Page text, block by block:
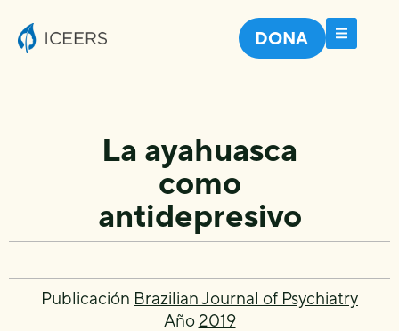
DONA
La ayahuasca
como
antidepresivo
Publicación Brazilian Journal of Psychiatry
Año 2019